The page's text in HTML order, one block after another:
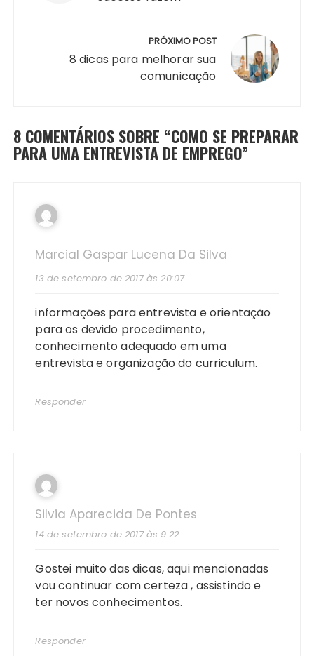
PRÓXIMO POST
8 dicas para melhorar sua
comunicação
8 COMENTÁRIOS SOBRE “COMO SE PREPARAR
PARA UMA ENTREVISTA DE EMPREGO”
Marcial Gaspar Lucena Da Silva
13 de setembro de 2017 às 20:07
informações para entrevista e orientação
para os devido procedimento,
conhecimento adequado em uma
entrevista e organização do curriculum.
Responder
Silvia Aparecida De Pontes
14 de setembro de 2017 às 9:22
Gostei muito das dicas, aqui mencionadas
vou continuar com certeza , assistindo e
ter novos conhecimentos.
Responder